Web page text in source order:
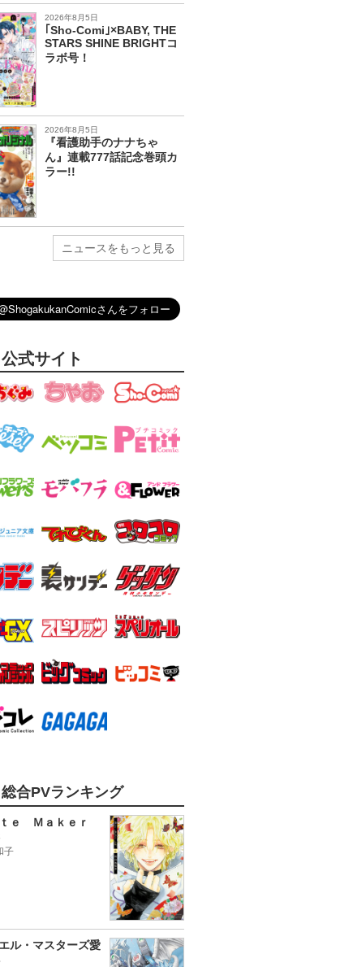
2026年8月5日
｢Sho-Comi｣×BABY, THE
STARS SHINE BRIGHTコ
ラボ号！
2026年8月5日
『看護助手のナナちゃ
ん』連載777話記念巻頭カ
ラー!!
ニュースをもっと見る
公式サイト
総合PVランキング
ｔｅ Ｍａｋｅｒ
子
ル・マスターズ愛